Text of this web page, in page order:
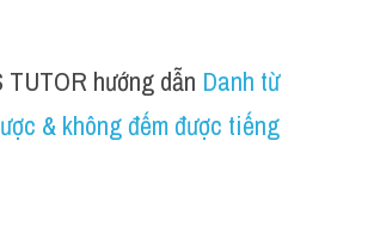
thi thật IELTS GENERAL
TUTOR hướng dẫn Danh từ
& không đếm được tiếng